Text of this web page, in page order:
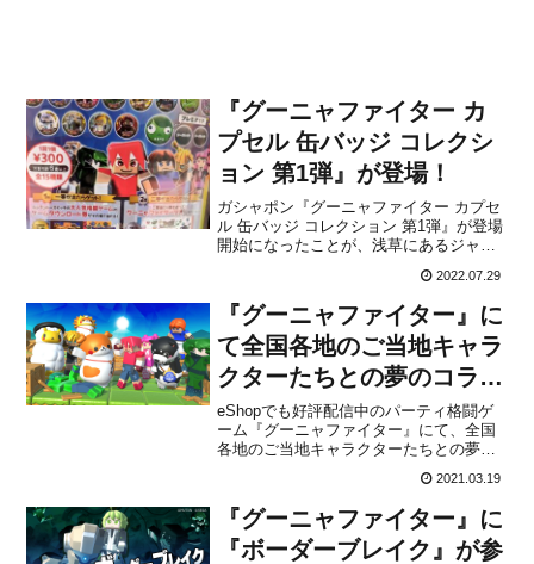
『グーニャファイター カ
プセル 缶バッジ コレクシ
ョン 第1弾』が登場！
ガシャポン『グーニャファイター カプセ
ル 缶バッジ コレクション 第1弾』が登場
開始になったことが、浅草にあるジャパ
した。1回1コ300円で、全15種類をライ
ンナップに用意。また、1等がでたらゲー
ムダウンロード券がその場で当たるとの
こと...
2022.07.29
『グーニャファイター』に
て全国各地のご当地キャラ
クターたちとの夢のコラボ
レーション参戦が決定！
eShopでも好評配信中のパーティ格闘ゲ
ーム『グーニャファイター』にて、全国
各地のご当地キャラクターたちとの夢の
コラボレーション参戦が決定したことが
株式会社MUTANから発表されました。配
信予定日は4月上旬を予定しており、対応
プラットフォームは「Nintendo Switch
版」...
2021.03.19
『グーニャファイター』に
『ボーダーブレイク』が参